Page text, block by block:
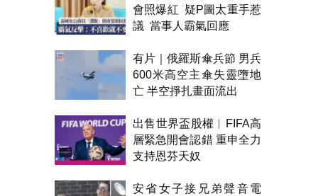
會照爆紅 疑P圖太重手惹
議 當事人霸氣回應
有片｜俄羅斯傘兵節 男兵
600米高空主傘失靈墮地
亡 半空掙扎畫面流出
出售世界盃股權︱FIFA高
層緊急開會認錯 重申全力
支持恩芬天奴
安省女子接兄弟聲音電